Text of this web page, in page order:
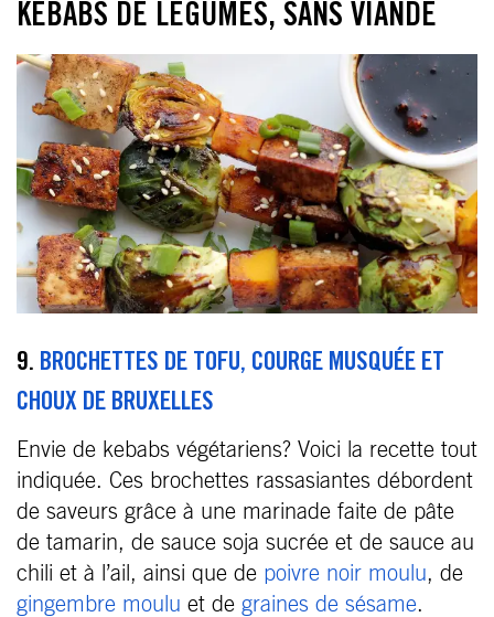
KEBABS DE LÉGUMES, SANS VIANDE
9. BROCHETTES DE TOFU, COURGE MUSQUÉE ET
CHOUX DE BRUXELLES
Envie de kebabs végétariens? Voici la recette tout
indiquée. Ces brochettes rassasiantes débordent
de saveurs grâce à une marinade faite de pâte
de tamarin, de sauce soja sucrée et de sauce au
chili et à l’ail, ainsi que de poivre noir moulu, de
gingembre moulu et de graines de sésame.